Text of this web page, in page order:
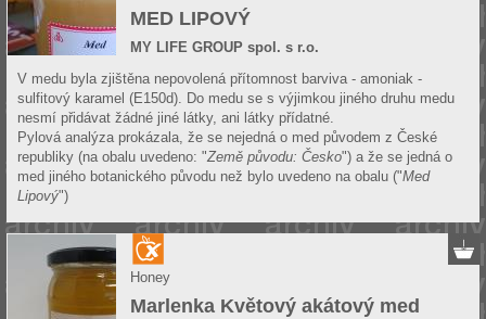
MED LIPOVÝ
MY LIFE GROUP spol. s r.o.
V medu byla zjištěna nepovolená přítomnost barviva - amoniak -
sulfitový karamel (E150d). Do medu se s výjimkou jiného druhu medu
nesmí přidávat žádné jiné látky, ani látky přídatné.
Pylová analýza prokázala, že se nejedná o med původem z České
republiky (na obalu uvedeno: "Země původu: Česko") a že se jedná o
med jiného botanického původu než bylo uvedeno na obalu ("Med
Lipový")
Honey
Marlenka Květový akátový med